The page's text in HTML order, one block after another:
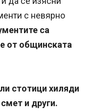
с невярно
са
от общинската
стотици хиляди
и други.